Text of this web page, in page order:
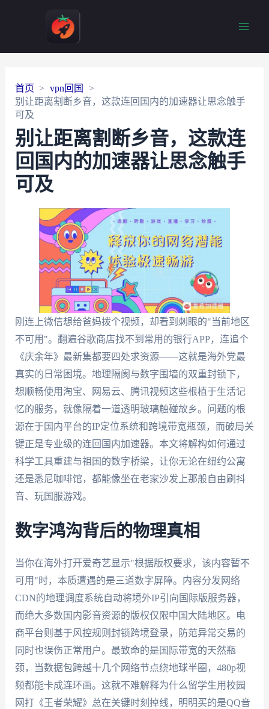
首页
vpn回国
别让距离割断乡音，这款连回国内的加速器让思念触手
可及
别让距离割断乡音，这款连
回国内的加速器让思念触手
可及
刚连上微信想给爸妈拨个视频，却看到刺眼的"当前地区
不可用"。翻遍谷歌商店找不到常用的银行APP，连追个
《庆余年》最新集都要四处求资源——这就是海外党最
真实的日常困境。地理隔阂与数字围墙的双重封锁下，
想顺畅使用淘宝、网易云、腾讯视频这些根植于生活记
忆的服务，就像隔着一道透明玻璃触碰故乡。问题的根
源在于国内平台的IP定位系统和跨境带宽瓶颈，而破局关
键正是专业级的连回国内加速器。本文将解构如何通过
科学工具重建与祖国的数字桥梁，让你无论在纽约公寓
还是悉尼咖啡馆，都能像坐在老家沙发上那般自由刷抖
音、玩国服游戏。
数字鸿沟背后的物理真相
当你在海外打开爱奇艺显示"根据版权要求，该内容暂不
可用"时，本质遭遇的是三道数字屏障。内容分发网络
CDN的地理调度系统自动将境外IP引向国际版服务器，
而绝大多数国内影音资源的版权仅限中国大陆地区。电
商平台则基于风控规则封锁跨境登录，防范异常交易的
同时也误伤正常用户。最致命的是国际带宽的天然瓶
颈，当数据包跨越十几个网络节点绕地球半圈，480p视
频都能卡成连环画。这就不难解释为什么留学生用校园
网打《王者荣耀》总在关键时刻掉线，明明买的是QQ音